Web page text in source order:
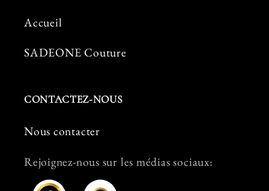
Accueil
SADEONE Couture
CONTACTEZ-NOUS
Nous contacter
Rejoignez-nous sur les médias sociaux: